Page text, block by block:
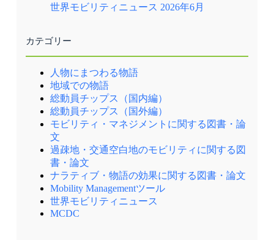
世界モビリティニュース 2026年6月
カテゴリー
人物にまつわる物語
地域での物語
総動員チップス（国内編）
総動員チップス（国外編）
モビリティ・マネジメントに関する図書・論
文
過疎地・交通空白地のモビリティに関する図
書・論文
ナラティブ・物語の効果に関する図書・論文
Mobility Managementツール
世界モビリティニュース
MCDC